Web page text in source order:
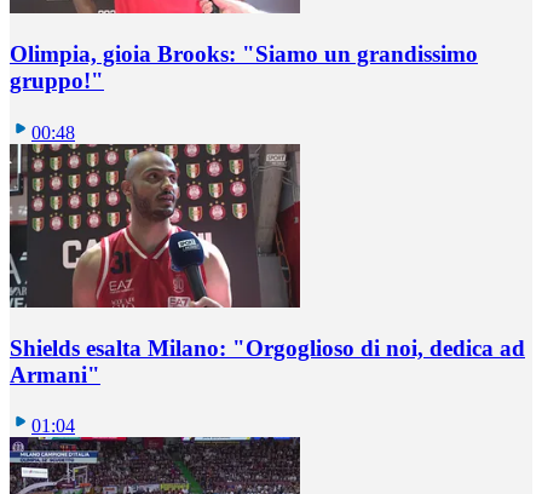
Olimpia, gioia Brooks: "Siamo un grandissimo
gruppo!"
00:48
Shields esalta Milano: "Orgoglioso di noi, dedica ad
Armani"
01:04